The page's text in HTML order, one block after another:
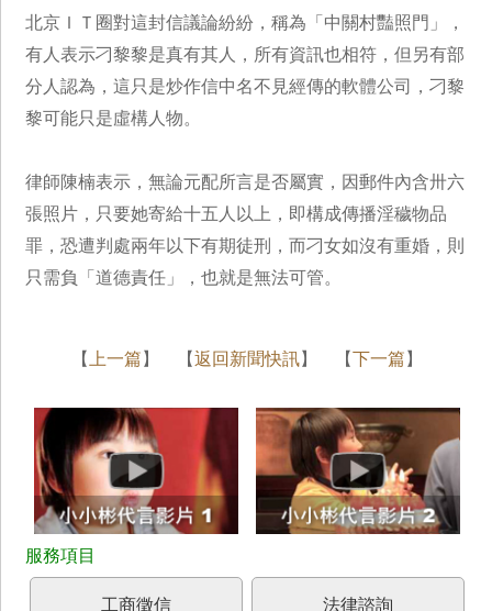
北京ＩＴ圈對這封信議論紛紛，稱為「中關村豔照門」，
有人表示刁黎黎是真有其人，所有資訊也相符，但另有部
分人認為，這只是炒作信中名不見經傳的軟體公司，刁黎
黎可能只是虛構人物。
律師陳楠表示，無論元配所言是否屬實，因郵件內含卅六
張照片，只要她寄給十五人以上，即構成傳播淫穢物品
罪，恐遭判處兩年以下有期徒刑，而刁女如沒有重婚，則
只需負「道德責任」，也就是無法可管。
【 上一篇 】 【返回新聞快訊】 【下一篇 】
工商徵信 法律諮詢